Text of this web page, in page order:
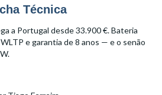
Técnica
a Portugal desde 33.900 €. Bateria
e garantia de 8 anos — e o senão